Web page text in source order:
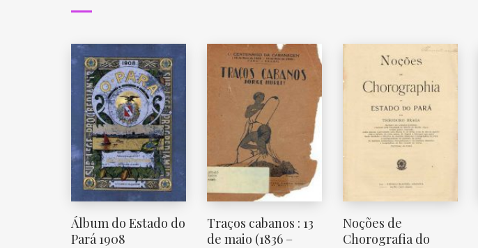
Álbum do Estado do
Pará 1908
Traços cabanos : 13
de maio (1836 –
Noções de
Chorografia do